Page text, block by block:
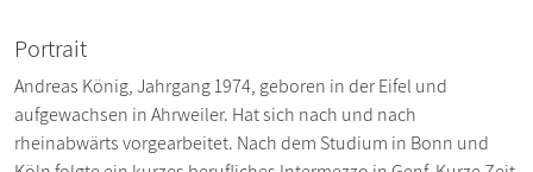
Portrait
Andreas König, Jahrgang 1974, geboren in der Eifel und
aufgewachsen in Ahrweiler. Hat sich nach und nach
rheinabwärts vorgearbeitet. Nach dem Studium in Bonn und